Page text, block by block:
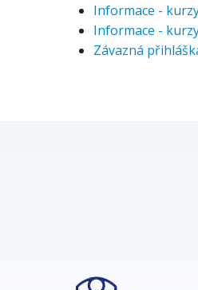
Informace -
Informace -
Závazná